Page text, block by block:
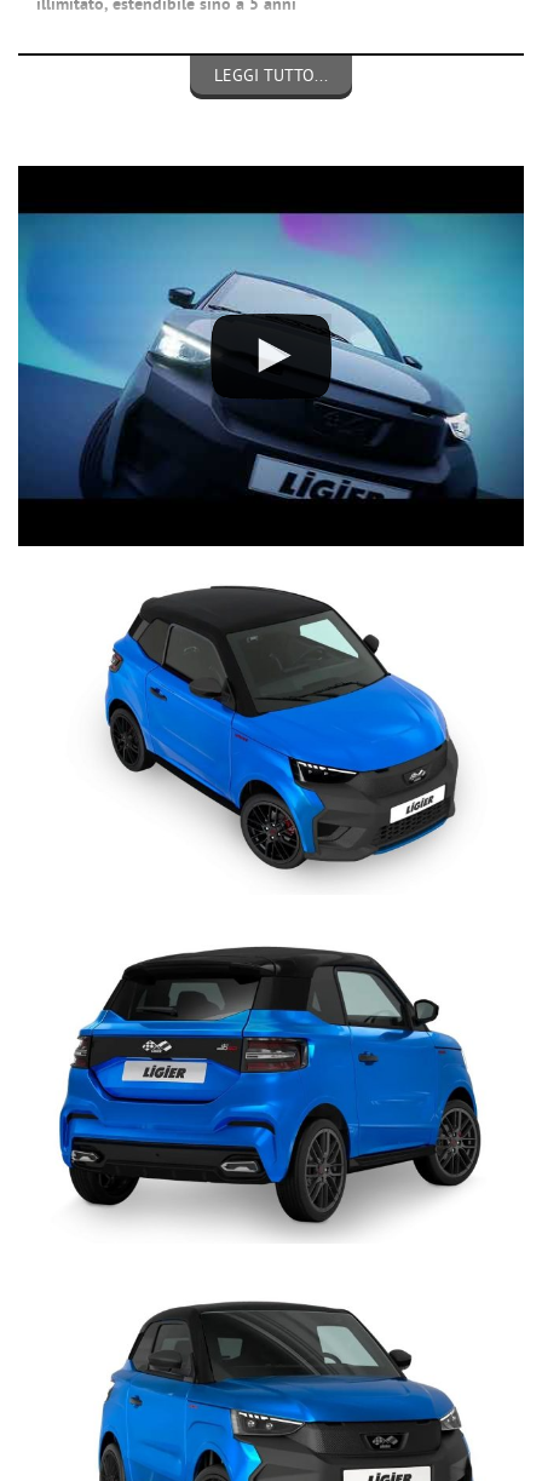
illimitato, estendibile sino a 5 anni
Si guida dai 14 anni e si può trasportare un passeggero dai 16
anni... è sufficiente avere il patentino del ciclomotore oppure la
CONFORME ALLE PIU' RECENTI NORMATIVE EUROPEE
PIU' ROBUSTA >peso complessivo aumentato+20%: fino a
potenza massima aumentata
anzichè 4kw
PIU' CONFORTEVOLE >
rumorosità motoreridotta
sonoro rilevato in decibel), sia da fermo che in marcia
MENO INQUINANTE > emissioni allo scarico ridotte e rispetto
della nuova
normativa antinquinamento Euro5+
EQUIPAGGIAMENTI INCLUSI:
potenza durante la marcia, neppure su strade in salita, grazie alla
gestione elettronica, e
installato direttamente in fabbrica
durante le fasi di produzione del veicolo. Rapida ed efficace
produzione di aria condizionata, fredda o calda: i passeggeri
godranno di aria fresca durante la stagione calda, ma soprattutto
non temeranno l’appannamento dei vetri durante le giornate
piovose ottimizzando la visibilità e dunque la sicurezza.
Ligier è l'unica minicar a proporre la direzione
elettrica assistita progressiva(EPS Electric Power Steering),
innovazione tecnologica di derivazione automobilistica.
L'assistenza è progressiva: massima in manovre da fermo o a
Durante la marcia, tenuta di strada più sicura e maggior facilità di
mantenere in modo preciso la traiettoria impostata, in ogni
condizioni di marcia e fondo stradale, per un controllo del
veicolo senza paragoni. Inoltre, è possibile ruotare il volante con
un solo dito: lo sforzo a veicolo fermo è costante sino a fine
corsa ed è fino a 10 volte minore rispetto ai veicoli non
equipaggiati; così anche i conducenti alle prime esperienze di
guida guadagnano dimestichezza nel parcheggio.
INTEGRAZIONE SMARTPHONE AVANZATA >
Avviare la
navigazione GPS con Waze o Maps, ascoltare la musica preferita
AppleCarPlay eAndroidAutonon è necessario impugnare
il telefono per approfittare della moltitudine di applicazioni
disponibili sullo smartphone (eccetto quelle incompatibili con la
guida, bloccate automaticamente): basta collegarlo via cavo USB
per gestire in modo semplice e intuitivo le funzionalità
multimediali tramite loschermo 10”
del sistema di infotaiment
LEGGI TUTTO...